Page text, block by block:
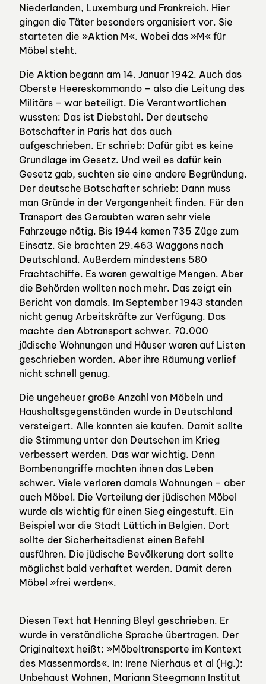
Niederlanden, Luxemburg und Frankreich. Hier
gingen die Täter besonders organisiert vor. Sie
starteten die »Aktion M«. Wobei das »M« für
Möbel steht.
Die Aktion begann am 14. Januar 1942. Auch das
Oberste Heereskommando – also die Leitung des
Militärs – war beteiligt. Die Verantwortlichen
wussten: Das ist Diebstahl. Der deutsche
Botschafter in Paris hat das auch
aufgeschrieben. Er schrieb: Dafür gibt es keine
Grundlage im Gesetz. Und weil es dafür kein
Gesetz gab, suchten sie eine andere Begründung.
Der deutsche Botschafter schrieb: Dann muss
man Gründe in der Vergangenheit finden. Für den
Transport des Geraubten waren sehr viele
Fahrzeuge nötig. Bis 1944 kamen 735 Züge zum
Einsatz. Sie brachten 29.463 Waggons nach
Deutschland. Außerdem mindestens 580
Frachtschiffe. Es waren gewaltige Mengen. Aber
die Behörden wollten noch mehr. Das zeigt ein
Bericht von damals. Im September 1943 standen
nicht genug Arbeitskräfte zur Verfügung. Das
machte den Abtransport schwer. 70.000
jüdische Wohnungen und Häuser waren auf Listen
geschrieben worden. Aber ihre Räumung verlief
nicht schnell genug.
Die ungeheuer große Anzahl von Möbeln und
Haushaltsgegenständen wurde in Deutschland
versteigert. Alle konnten sie kaufen. Damit sollte
die Stimmung unter den Deutschen im Krieg
verbessert werden. Das war wichtig. Denn
Bombenangriffe machten ihnen das Leben
schwer. Viele verloren damals Wohnungen – aber
auch Möbel. Die Verteilung der jüdischen Möbel
wurde als wichtig für einen Sieg eingestuft. Ein
Beispiel war die Stadt Lüttich in Belgien. Dort
sollte der Sicherheitsdienst einen Befehl
ausführen. Die jüdische Bevölkerung dort sollte
möglichst bald verhaftet werden. Damit deren
Möbel »frei werden«.
Diesen Text hat Henning Bleyl geschrieben. Er
wurde in verständliche Sprache übertragen. Der
Originaltext heißt: »Möbeltransporte im Kontext
des Massenmords«. In: Irene Nierhaus et al (Hg.):
Unbehaust Wohnen, Mariann Steegmann Institut